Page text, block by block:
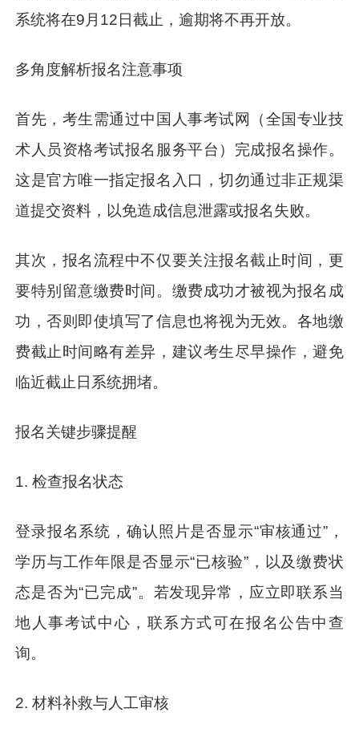
系统将在9月12日截止，逾期将不再开放。
多角度解析报名注意事项
首先，考生需通过中国人事考试网（全国专业技
术人员资格考试报名服务平台）完成报名操作。
这是官方唯一指定报名入口，切勿通过非正规渠
道提交资料，以免造成信息泄露或报名失败。
其次，报名流程中不仅要关注报名截止时间，更
要特别留意缴费时间。缴费成功才被视为报名成
功，否则即使填写了信息也将视为无效。各地缴
费截止时间略有差异，建议考生尽早操作，避免
临近截止日系统拥堵。
报名关键步骤提醒
1. 检查报名状态
登录报名系统，确认照片是否显示“审核通过”，
学历与工作年限是否显示“已核验”，以及缴费状
态是否为“已完成”。若发现异常，应立即联系当
地人事考试中心，联系方式可在报名公告中查
询。
2. 材料补救与人工审核